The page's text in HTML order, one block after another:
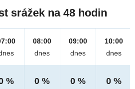
srážek na 48 hodin
%
08:00
dnes
0 %
09:00
dnes
0 %
10:00
dnes
0 %